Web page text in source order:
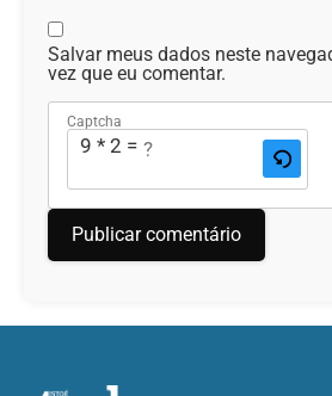
Salvar meus dados neste
vez que eu comentar.
Captcha
9 * 2 = ?